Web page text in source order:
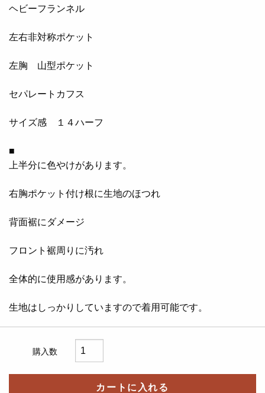
ヘビーフランネル
左右非対称ポケット
左胸 山型ポケット
セパレートカフス
サイズ感 １４ハーフ
■
上半分に色やけがあります。
右胸ポケット付け根に生地のほつれ
背面裾にダメージ
フロント裾周りに汚れ
全体的に使用感があります。
生地はしっかりしていますので着用可能です。
購入数
カートに入れる